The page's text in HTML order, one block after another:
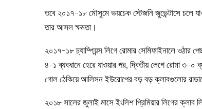
তবে ২০১৭-১৮ মৌসুমে ভয়চেক স্টেজনি জুভেন্টাসে চলে
তার আসল ক্ষমতা।
২০১৭-১৮ চ্যাম্পিয়ন্স লিগে রোমার সেমিফাইনালে ওঠার
৪-১ ব্যবধানে হেরে যাওয়ার পর, দ্বিতীয় লেগে রোমা ৩-০
গোল ঠেকিয়ে আলিসন ইউরোপের বড় বড় ক্লাবগুলোর
২০১৮ সালের জুলাই মাসে ইংলিশ প্রিমিয়ার লিগের